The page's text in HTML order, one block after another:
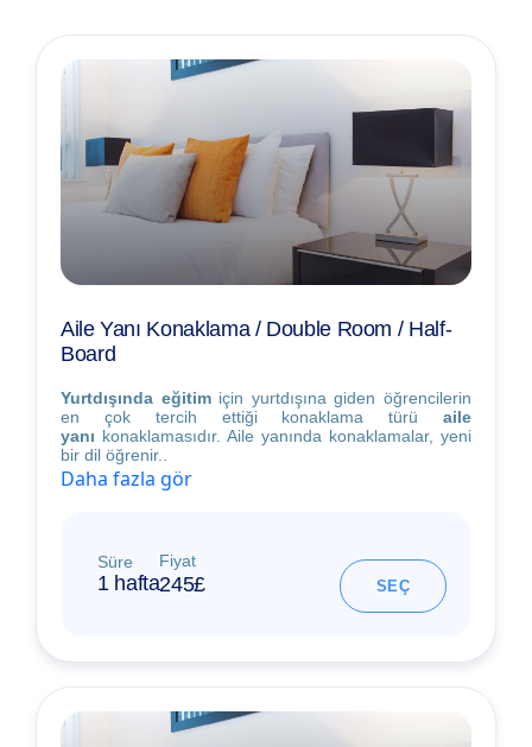
Aile Yanı Konaklama / Double Room / Half-
Board
Yurtdışında eğitimiçin yurtdışına giden öğrencilerin
en çok tercih ettiği konaklama türü aile
yanı konaklamasıdır. Aile yanında konaklamalar, yeni
bir dil öğrenir..
Daha fazla gör
Süre
1 hafta
Fiyat
245£ SEÇ